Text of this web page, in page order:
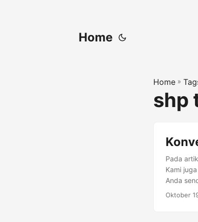
Home
Home »
shp
Pada
Kami
Anda
Oktober